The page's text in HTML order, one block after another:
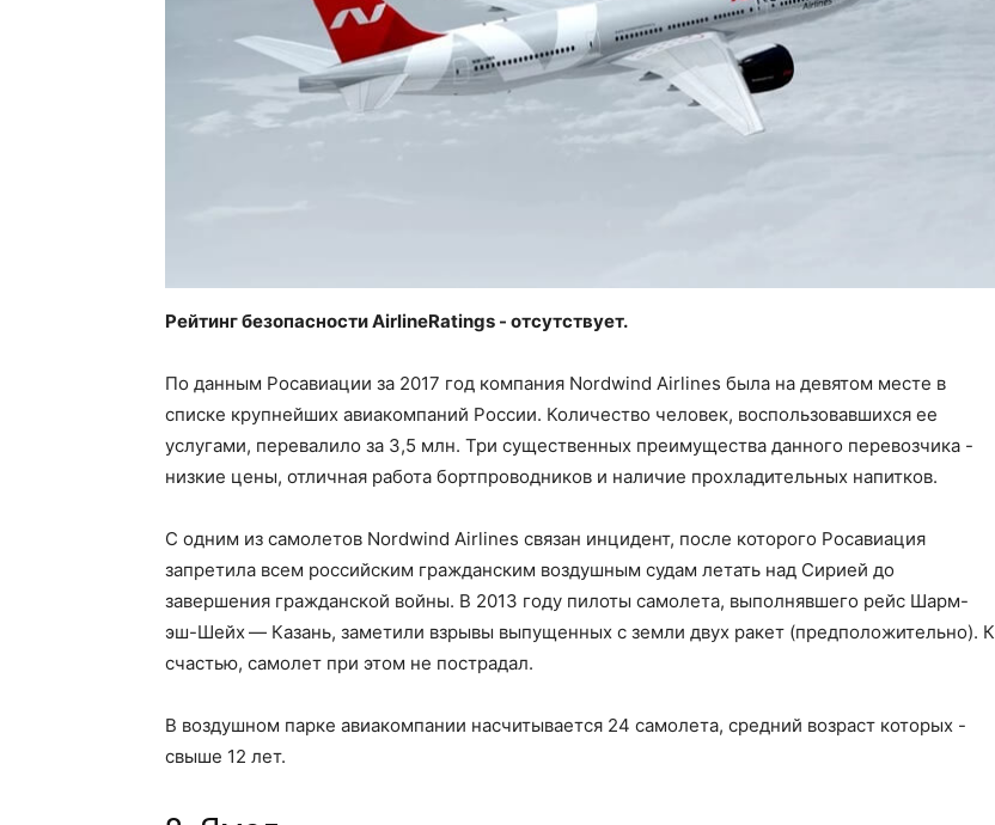
Рейтинг безопасности AirlineRatings - отсутствует.
По данным Росавиации за 2017 год компания Nordwind Airlines была на девятом месте в
списке крупнейших авиакомпаний России. Количество человек, воспользовавшихся ее
услугами, перевалило за 3,5 млн. Три существенных преимущества данного перевозчика -
низкие цены, отличная работа бортпроводников и наличие прохладительных напитков.
С одним из самолетов Nordwind Airlines связан инцидент, после которого Росавиация
запретила всем российским гражданским воздушным судам летать над Сирией до
завершения гражданской войны. В 2013 году пилоты самолета, выполнявшего рейс Шарм-
эш-Шейх — Казань, заметили взрывы выпущенных с земли двух ракет (предположительно). К
счастью, самолет при этом не пострадал.
В воздушном парке авиакомпании насчитывается 24 самолета, средний возраст которых -
свыше 12 лет.